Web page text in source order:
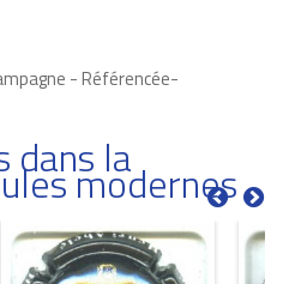
- Référencée-
dans lamodernes